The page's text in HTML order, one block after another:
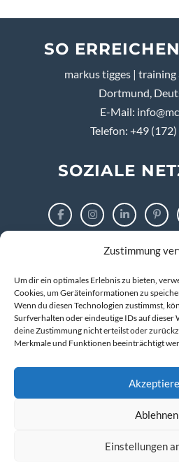
Zustimmung
Um dir ein optimales Erlebnis zu bieten,
Cookies, um Geräteinformationen zu
Wenn du diesen Technologien zustimmst,
Surfverhalten oder eindeutige IDs auf dieser
deine Zustimmung nicht erteilst oder
Merkmale und Funktionen beeinträchtigt
Ablehnen
Einstellungen
SO
markus tigges |
Dortmund,
E-Mail:
Telefon: +49
SOZIALE
© 2026 markus tigges |